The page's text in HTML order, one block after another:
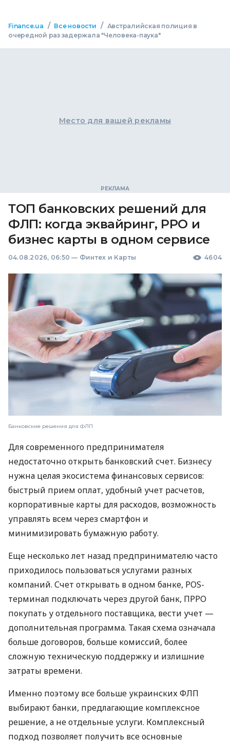
Finance.ua / Все новости / Австралийская полиция в
очередной раз задержала "Человека-паука"
Место для вашей рекламы
ТОП банковских решений для
ФЛП: когда эквайринг, РРО и
бизнес карты в одном сервисе
04.08.2026, 06:50 — Финтех и Карты 4604
Банковские решения для ФЛП
Для современного предпринимателя
недостаточно открыть банковский счет. Бизнесу
нужна целая экосистема финансовых сервисов:
быстрый прием оплат, удобный учет расчетов,
корпоративные карты для расходов, возможность
управлять всем через смартфон и
минимизировать бумажную работу.
Еще несколько лет назад предпринимателю часто
приходилось пользоваться услугами разных
компаний. Счет открывать в одном банке, POS-
терминал подключать через другой банк, ПРРО
покупать у отдельного поставщика, вести учет —
дополнительная программа. Такая схема означала
больше договоров, больше комиссий, более
сложную техническую поддержку и излишние
затраты времени.
Именно поэтому все больше украинских ФЛП
выбирают банки, предлагающие комплексное
решение, а не отдельные услуги. Комплексный
подход позволяет получить все основные